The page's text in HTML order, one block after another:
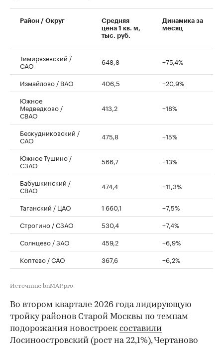
00:00 / 00:00
Район / Округ
Средняя
цена 1 кв. м,
тыс. руб.
Динамика за
месяц
Тимирязевский /
САО 648,8 +75,4%
Измайлово / ВАО 406,5
+20,9%
Южное
Медведково /
СВАО
413,2 +18%
Бескудниковский /
САО 475,8 +15%
Южное Тушино /
СЗАО 566,7 +13%
Бабушкинский /
СВАО 474,4 +11,3%
Таганский / ЦАО 1 660,1
+7,5%
Строгино / СЗАО
530,4
+7,4%
Солнцево / ЗАО
459,2
+6,9%
Коптево / САО
367,6 +6,2%
Источник: bnMAP.pro
Во втором квартале 2026 года лидирующую
тройку районов Старой Москвы по темпам
подорожания новостроек составили
Лосиноостровский (рост на 22,1%), Чертаново